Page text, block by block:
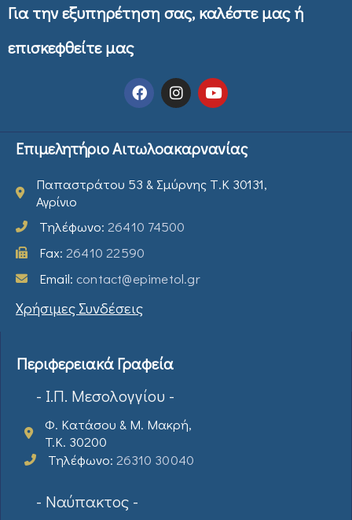
Για την εξυπηρέτηση σας, καλέστε μας ή
επισκεφθείτε μας
Επιμελητήριο Αιτωλοακαρνανίας
Παπαστράτου 53 & Σμύρνης Τ.Κ 30131,
Αγρίνιο
Τηλέφωνο: 26410 74500
Fax: 26410 22590
Email: contact@epimetol.gr
Χρήσιμες Συνδέσεις
Περιφερειακά Γραφεία
- Ι.Π. Μεσολογγίου -
Φ. Κατάσου & Μ. Μακρή,
T.K. 30200
Τηλέφωνο: 26310 30040
- Ναύπακτος -